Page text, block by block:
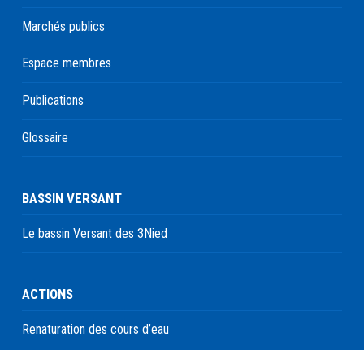
Marchés publics
Espace membres
Publications
Glossaire
BASSIN VERSANT
Le bassin Versant des 3Nied
ACTIONS
Renaturation des cours d’eau